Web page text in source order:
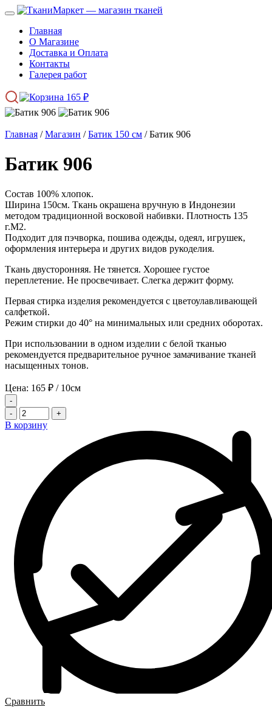
Главная
О Магазине
Доставка и Оплата
Контакты
Галерея работ
165 ₽
Главная /Магазин /Батик 150 см / Батик 906
Батик 906
Состав 100% хлопок.
Ширина 150см. Ткань окрашена вручную в Индонезии
методом традиционной восковой набивки. Плотность 135
г.М2.
Подходит для пэчворка, пошива одежды, одеял, игрушек,
оформления интерьера и других видов рукоделия.
Ткань двусторонняя. Не тянется. Хорошее густое
переплетение. Не просвечивает. Слегка держит форму.
Первая стирка изделия рекомендуется с цветоулавливающей
салфеткой.
Режим стирки до 40° на минимальных или средних оборотах.
При использовании в одном изделии с белой тканью
рекомендуется предварительное ручное замачивание тканей
насыщенных тонов.
Цена: 165 ₽ / 10см
-
-
+
В корзину
Сравнить